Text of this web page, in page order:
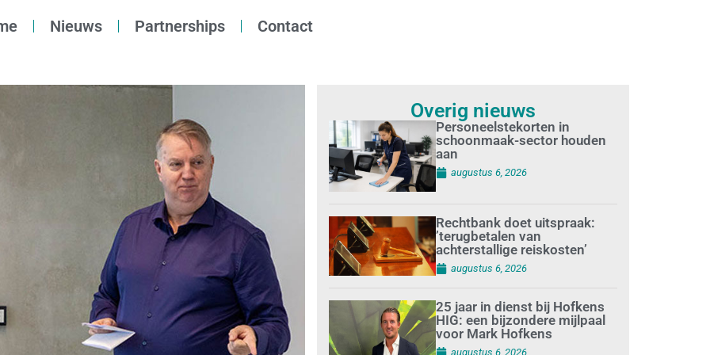
Nieuws Partnerships Contact
Overig nieuws
Personeelstekorten in
schoonmaak-sector houden
aan
augustus 6, 2026
Rechtbank doet uitspraak:
’terugbetalen van
achterstallige reiskosten’
augustus 6, 2026
25 jaar in dienst bij Hofkens
HIG: een bijzondere mijlpaal
voor Mark Hofkens
augustus 6, 2026